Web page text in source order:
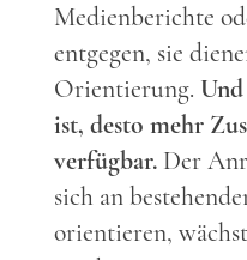
Medienberichte
entgegen, sie
Orientierung.
ist, desto mehr
verfügbar. Der
sich an
orientieren,